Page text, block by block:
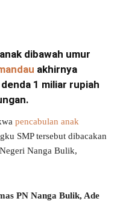
dibawah umur
akhirnya
1 miliar rupiah
pencabulan anak
SMP tersebut dibacakan
Nanga Bulik,
PN Nanga Bulik, Ade